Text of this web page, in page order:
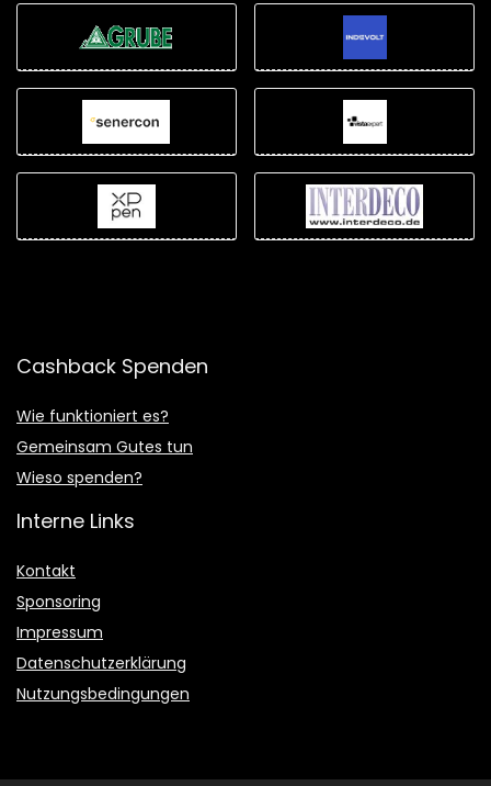
Cashback Spenden
Wie funktioniert es?
Gemeinsam Gutes tun
Wieso spenden?
Interne Links
Kontakt
Sponsoring
Impressum
Datenschutzerklärung
Nutzungsbedingungen